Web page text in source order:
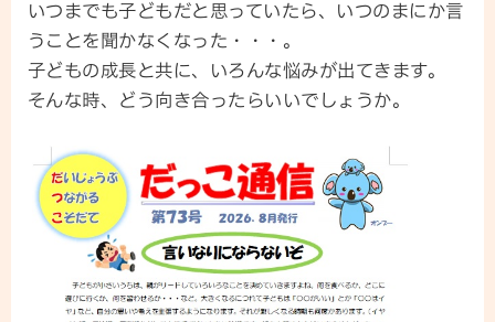
いつまでも子どもだと思っていたら、いつのまにか言
うことを聞かなくなった・・・。
子どもの成長と共に、いろんな悩みが出てきます。
そんな時、どう向き合ったらいいでしょうか。